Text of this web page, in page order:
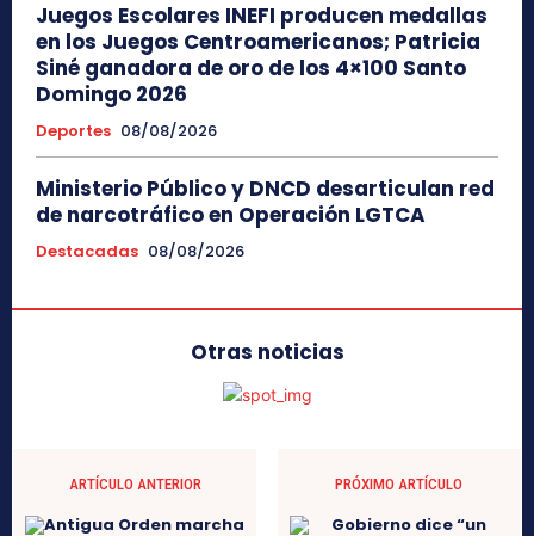
Juegos Escolares INEFI producen medallas
en los Juegos Centroamericanos; Patricia
Siné ganadora de oro de los 4×100 Santo
Domingo 2026
Deportes 08/08/2026
Ministerio Público y DNCD desarticulan red
de narcotráfico en Operación LGTCA
Destacadas 08/08/2026
Otras noticias
ARTÍCULO ANTERIOR PRÓXIMO ARTÍCULO